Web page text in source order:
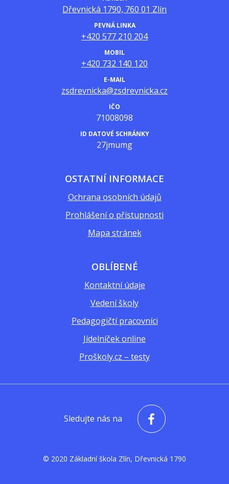
Dřevnická 1790, 760 01 Zlín
PEVNÁ LINKA
+420 577 210 204
MOBIL
+420 732 140 120
E-MAIL
zsdrevnicka@zsdrevnicka.cz
IČO
71008098
ID DATOVÉ SCHRÁNKY
27jmumg
OSTATNÍ INFORMACE
Ochrana osobních údajů
Prohlášení o přístupnosti
Mapa stránek
OBLÍBENÉ
Kontaktní údaje
Vedení školy
Pedagogičtí pracovníci
Jídelníček online
Proškoly.cz – testy
© 2020 Základní škola Zlín, Dřevnická 1790
Sledujte nás na